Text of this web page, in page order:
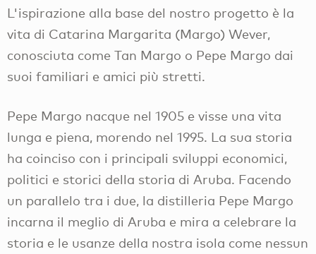
L'ispirazione alla base del nostro progetto è la
vita di Catarina Margarita (Margo) Wever,
conosciuta come Tan Margo o Pepe Margo dai
suoi familiari e amici più stretti.
Pepe Margo nacque nel 1905 e visse una vita
lunga e piena, morendo nel 1995. La sua storia
ha coinciso con i principali sviluppi economici,
politici e storici della storia di Aruba. Facendo
un parallelo tra i due, la distilleria Pepe Margo
incarna il meglio di Aruba e mira a celebrare la
storia e le usanze della nostra isola come nessun